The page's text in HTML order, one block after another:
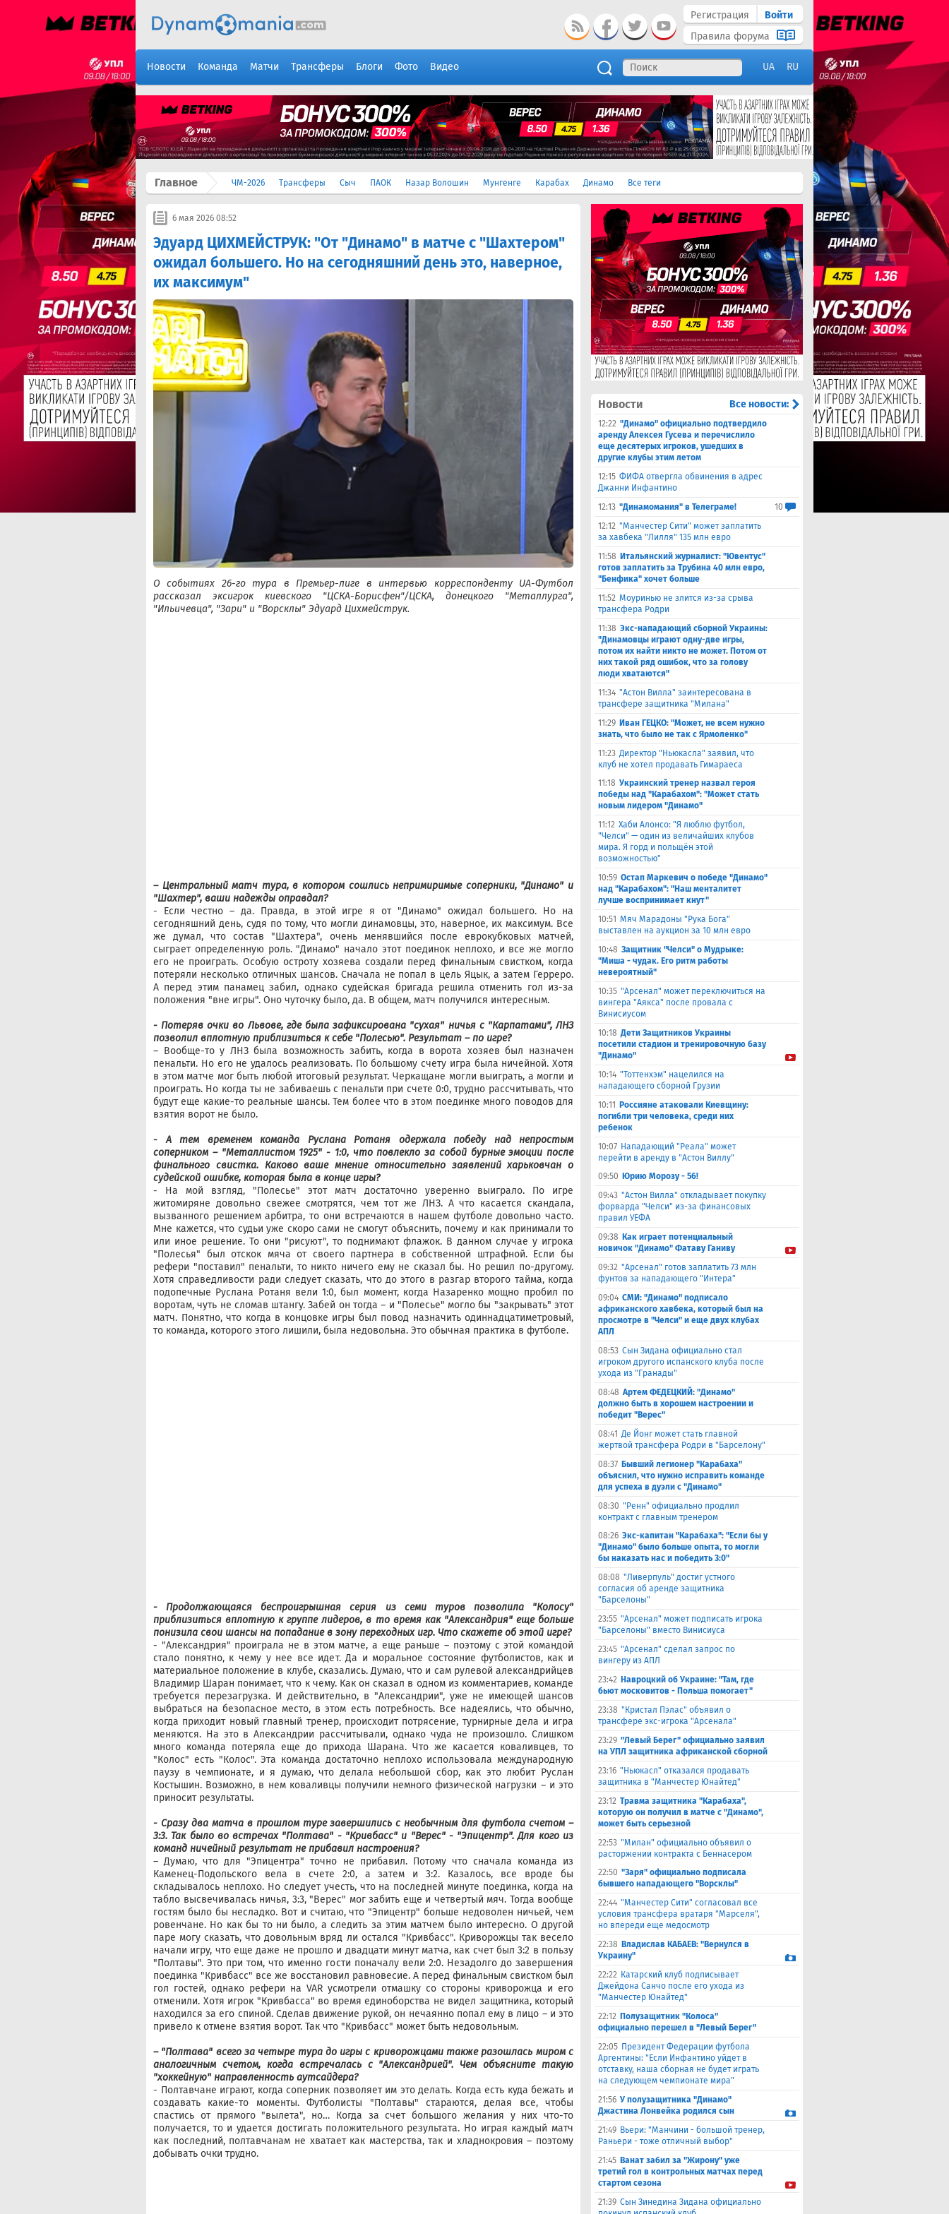
Регистрация
Войти
Правила форума
Новости Команда Матчи Трансферы Блоги Фото Видео UA RU
Главное ЧМ-2026 Трансферы Сыч ПАОК Назар Волошин Мунгенге Карабах Динамо Все теги
6 мая 2026 08:52
Эдуард ЦИХМЕЙСТРУК: "От "Динамо" в матче с "Шахтером"
ожидал большего. Но на сегодняшний день это, наверное,
их максимум"
О событиях 26-го тура в Премьер-лиге в интервью корреспонденту UA-Футбол
рассказал эксигрок киевского "ЦСКА-Борисфен"/ЦСКА, донецкого "Металлурга",
"Ильичевца", "Зари" и "Ворсклы" Эдуард Цихмейструк.
– Центральный матч тура, в котором сошлись непримиримые соперники, "Динамо" и
"Шахтер", ваши надежды оправдал?
- Если честно – да. Правда, в этой игре я от "Динамо" ожидал большего. Но на
сегодняшний день, судя по тому, что могли динамовцы, это, наверное, их максимум. Все
же думал, что состав "Шахтера", очень менявшийся после еврокубковых матчей,
сыграет определенную роль. "Динамо" начало этот поединок неплохо, и все же могло
его не проиграть. Особую остроту хозяева создали перед финальным свистком, когда
потеряли несколько отличных шансов. Сначала не попал в цель Яцык, а затем Герреро.
А перед этим панамец забил, однако судейская бригада решила отменить гол из-за
положения "вне игры". Оно чуточку было, да. В общем, матч получился интересным.
- Потеряв очки во Львове, где была зафиксирована "сухая" ничья с "Карпатами", ЛНЗ
позволил вплотную приблизиться к себе "Полесью". Результат – по игре?
– Вообще-то у ЛНЗ была возможность забить, когда в ворота хозяев был назначен
пенальти. Но его не удалось реализовать. По большому счету игра была ничейной. Хотя
в этом матче мог быть любой итоговый результат. Черкащане могли выиграть, а могли и
проиграть. Но когда ты не забиваешь с пенальти при счете 0:0, трудно рассчитывать, что
будут еще какие-то реальные шансы. Тем более что в этом поединке много поводов для
взятия ворот не было.
- А тем временем команда Руслана Ротаня одержала победу над непростым
соперником – "Металлистом 1925" - 1:0, что повлекло за собой бурные эмоции после
финального свистка. Каково ваше мнение относительно заявлений харьковчан о
судейской ошибке, которая была в конце игры?
- На мой взгляд, "Полесье" этот матч достаточно уверенно выиграло. По игре
житомиряне довольно свежее смотрятся, чем тот же ЛНЗ. А что касается скандала,
вызванного решением арбитра, то они встречаются в нашем футболе довольно часто.
Мне кажется, что судьи уже скоро сами не смогут объяснить, почему и как принимали то
или иное решение. То они "рисуют", то поднимают флажок. В данном случае у игрока
"Полесья" был отскок мяча от своего партнера в собственной штрафной. Если бы
рефери "поставил" пенальти, то никто ничего ему не сказал бы. Но решил по-другому.
Хотя справедливости ради следует сказать, что до этого в разгар второго тайма, когда
подопечные Руслана Ротаня вели 1:0, был момент, когда Назаренко мощно пробил по
воротам, чуть не сломав штангу. Забей он тогда – и "Полесье" могло бы "закрывать" этот
матч. Понятно, что когда в концовке игры был повод назначить одиннадцатиметровый,
то команда, которого этого лишили, была недовольна. Это обычная практика в футболе.
- Продолжающаяся беспроигрышная серия из семи туров позволила "Колосу"
приблизиться вплотную к группе лидеров, в то время как "Александрия" еще больше
понизила свои шансы на попадание в зону переходных игр. Что скажете об этой игре?
- "Александрия" проиграла не в этом матче, а еще раньше – поэтому с этой командой
стало понятно, к чему у нее все идет. Да и моральное состояние футболистов, как и
материальное положение в клубе, сказались. Думаю, что и сам рулевой александрийцев
Владимир Шаран понимает, что к чему. Как он сказал в одном из комментариев, команде
требуется перезагрузка. И действительно, в "Александрии", уже не имеющей шансов
выбраться на безопасное место, в этом есть потребность. Все надеялись, что обычно,
когда приходит новый главный тренер, происходит потрясение, турнирные дела и игра
меняются. На это в Александрии рассчитывали, однако чуда не произошло. Слишком
много команда потеряла еще до прихода Шарана. Что же касается коваливцев, то
"Колос" есть "Колос". Эта команда достаточно неплохо использовала международную
паузу в чемпионате, и я думаю, что делала небольшой сбор, как это любит Руслан
Костышин. Возможно, в нем коваливцы получили немного физической нагрузки – и это
приносит результаты.
- Сразу два матча в прошлом туре завершились с необычным для футбола счетом –
3:3. Так было во встречах "Полтава" - "Кривбасс" и "Верес" - "Эпицентр". Для кого из
команд ничейный результат не прибавил настроения?
– Думаю, что для "Эпицентра" точно не прибавил. Потому что сначала команда из
Каменец-Подольского вела в счете 2:0, а затем и 3:2. Казалось, все вроде бы
складывалось неплохо. Но следует учесть, что на последней минуте поединка, когда на
табло высвечивалась ничья, 3:3, "Верес" мог забить еще и четвертый мяч. Тогда вообще
гостям было бы несладко. Вот и считаю, что "Эпицентр" больше недоволен ничьей, чем
ровенчане. Но как бы то ни было, а следить за этим матчем было интересно. О другой
паре могу сказать, что довольным вряд ли остался "Кривбасс". Криворожцы так весело
начали игру, что еще даже не прошло и двадцати минут матча, как счет был 3:2 в пользу
"Полтавы". Это при том, что именно гости поначалу вели 2:0. Незадолго до завершения
поединка "Кривбасс" все же восстановил равновесие. А перед финальным свистком был
гол гостей, однако рефери на VAR усмотрели отмашку со стороны криворожца и его
отменили. Хотя игрок "Кривбасса" во время единоборства не видел защитника, который
находился за его спиной. Сделав движение рукой, он нечаянно попал ему в лицо – и это
привело к отмене взятия ворот. Так что "Кривбасс" может быть недовольным.
– "Полтава" всего за четыре тура до игры с криворожцами также разошлась миром с
аналогичным счетом, когда встречалась с "Александрией". Чем объясните такую
"хоккейную" направленность аутсайдера?
- Полтавчане играют, когда соперник позволяет им это делать. Когда есть куда бежать и
создавать какие-то моменты. Футболисты "Полтавы" стараются, делая все, чтобы
спастись от прямого "вылета", но… Когда за счет большого желания у них что-то
получается, то и удается достигать положительного результата. Но играя каждый матч
как последний, полтавчанам не хватает как мастерства, так и хладнокровия – поэтому
добывать очки трудно.
Новости Все новости:
12:22 "Динамо" официально подтвердило
аренду Алексея Гусева и перечислило
еще десятерых игроков, ушедших в
другие клубы этим летом
12:15 ФИФА отвергла обвинения в адрес
Джанни Инфантино
12:13 "Динамомания" в Телеграме!
10
12:12 "Манчестер Сити" может заплатить
за хавбека "Лилля" 135 млн евро
11:58 Итальянский журналист: "Ювентус"
готов заплатить за Трубина 40 млн евро,
"Бенфика" хочет больше
11:52 Моуринью не злится из-за срыва
трансфера Родри
11:38 Экс-нападающий сборной Украины:
"Динамовцы играют одну-две игры,
потом их найти никто не может. Потом от
них такой ряд ошибок, что за голову
люди хватаются"
11:34 "Астон Вилла" заинтересована в
трансфере защитника "Милана"
11:29 Иван ГЕЦКО: "Может, не всем нужно
знать, что было не так с Ярмоленко"
11:23 Директор "Ньюкасла" заявил, что
клуб не хотел продавать Гимараеса
11:18 Украинский тренер назвал героя
победы над "Карабахом": "Может стать
новым лидером "Динамо"
11:12 Хаби Алонсо: "Я люблю футбол,
"Челси" — один из величайших клубов
мира. Я горд и польщён этой
возможностью"
10:59 Остап Маркевич о победе "Динамо"
над "Карабахом": "Наш менталитет
лучше воспринимает кнут"
10:51 Мяч Марадоны "Рука Бога"
выставлен на аукцион за 10 млн евро
10:48 Защитник "Челси" о Мудрыке:
"Миша - чудак. Его ритм работы
невероятный"
10:35 "Арсенал" может переключиться на
вингера "Аякса" после провала с
Винисиусом
10:18 Дети Защитников Украины
посетили стадион и тренировочную базу
"Динамо"
10:14 "Тоттенхэм" нацелился на
нападающего сборной Грузии
10:11
Россияне атаковали Киевщину:
погибли три человека, среди них
ребенок
10:07 Нападающий "Реала" может
перейти в аренду в "Астон Виллу"
09:50 Юрию Морозу - 56!
09:43 "Астон Вилла" откладывает покупку
форварда "Челси" из-за финансовых
правил УЕФА
09:38 Как играет потенциальный
новичок "Динамо" Фатаву Ганиву
09:32 "Арсенал" готов заплатить 73 млн
фунтов за нападающего "Интера"
09:04 СМИ: "Динамо" подписало
африканского хавбека, который был на
просмотре в "Челси" и еще двух клубах
АПЛ
08:53 Сын Зидана официально стал
игроком другого испанского клуба после
ухода из "Гранады"
08:48 Артем ФЕДЕЦКИЙ: "Динамо"
должно быть в хорошем настроении и
победит "Верес"
08:41 Де Йонг может стать главной
жертвой трансфера Родри в "Барселону"
08:37 Бывший легионер "Карабаха"
объяснил, что нужно исправить команде
для успеха в дуэли с "Динамо"
08:30 "Ренн" официально продлил
контракт с главным тренером
08:26 Экс-капитан "Карабаха": "Если бы у
"Динамо" было больше опыта, то могли
бы наказать нас и победить 3:0"
08:08 "Ливерпуль" достиг устного
согласия об аренде защитника
"Барселоны"
23:55 "Арсенал" может подписать игрока
"Барселоны" вместо Винисиуса
23:45 "Арсенал" сделал запрос по
вингеру из АПЛ
23:42 Навроцкий об Украине: "Там, где
бьют московитов - Польша помогает"
23:38 "Кристал Пэлас" объявил о
трансфере экс-игрока "Арсенала"
23:29 "Левый Берег" официально заявил
на УПЛ защитника африканской сборной
23:16 "Ньюкасл" отказался продавать
защитника в "Манчестер Юнайтед"
23:12 Травма защитника "Карабаха",
которую он получил в матче с "Динамо",
может быть серьезной
22:53 "Милан" официально объявил о
расторжении контракта с Беннасером
22:50 "Заря" официально подписала
бывшего нападающего "Ворсклы"
22:44 "Манчестер Сити" согласовал все
условия трансфера вратаря "Марселя",
но впереди еще медосмотр
22:38 Владислав КАБАЕВ: "Вернулся в
Украину"
22:22 Катарский клуб подписывает
Джейдона Санчо после его ухода из
"Манчестер Юнайтед"
22:12 Полузащитник "Колоса"
официально перешел в "Левый Берег"
22:05 Президент Федерации футбола
Аргентины: "Если Инфантино уйдет в
отставку, наша сборная не будет играть
на следующем чемпионате мира"
21:56 У полузащитника "Динамо"
Джастина Лонвейка родился сын
21:49 Вьери: "Манчини - большой тренер,
Раньери - тоже отличный выбор"
21:45 Ванат забил за "Жирону" уже
третий гол в контрольных матчах перед
стартом сезона
21:39 Сын Зинедина Зидана официально